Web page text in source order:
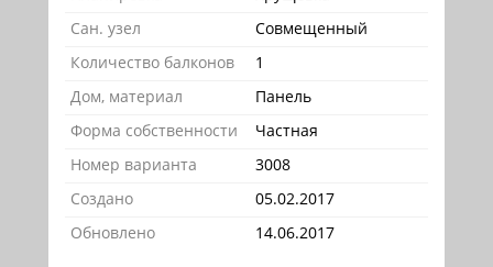
Сан. узел
Совмещенный
Количество балконов
1
Дом, материал
Панель
Форма собственности
Частная
Номер варианта
3008
Создано
05.02.2017
Обновлено
14.06.2017